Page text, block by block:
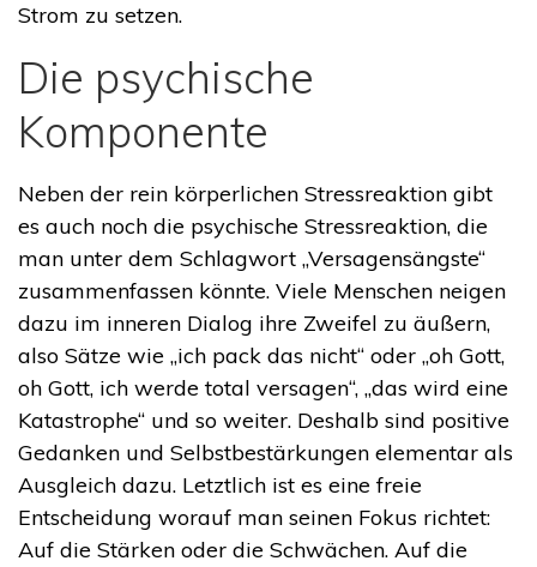
Strom zu setzen.
Die psychische
Komponente
Neben der rein körperlichen Stressreaktion gibt
es auch noch die psychische Stressreaktion, die
man unter dem Schlagwort „Versagensängste“
zusammenfassen könnte. Viele Menschen neigen
dazu im inneren Dialog ihre Zweifel zu äußern,
also Sätze wie „ich pack das nicht“ oder „oh Gott,
oh Gott, ich werde total versagen“, „das wird eine
Katastrophe“ und so weiter. Deshalb sind positive
Gedanken und Selbstbestärkungen elementar als
Ausgleich dazu. Letztlich ist es eine freie
Entscheidung worauf man seinen Fokus richtet:
Auf die Stärken oder die Schwächen. Auf die